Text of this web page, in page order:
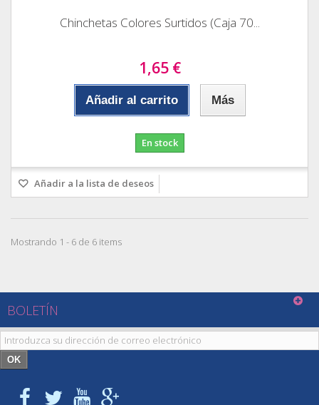
Chinchetas Colores Surtidos (Caja 70...
1,65 €
Añadir al carrito Más
En stock
Añadir a la lista de deseos
Mostrando 1 - 6 de 6 items
BOLETÍN
OK